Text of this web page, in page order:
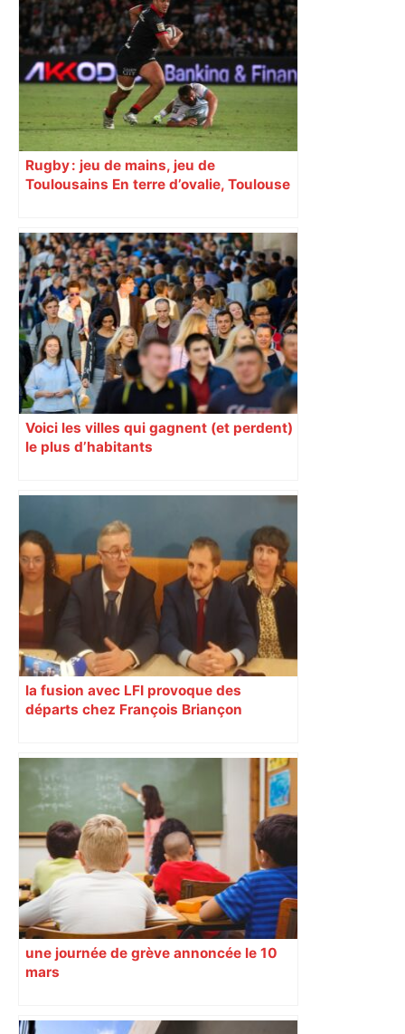
Rugby : jeu de mains, jeu de
Toulousains En terre d’ovalie, Toulouse
revendiquant surtout son art du jeu en
mouvement, vif et spectaculaire.
Décryptage. Série (4 / 10)
Voici les villes qui gagnent (et perdent)
le plus d’habitants
la fusion avec LFI provoque des
départs chez François Briançon
une journée de grève annoncée le 10
mars